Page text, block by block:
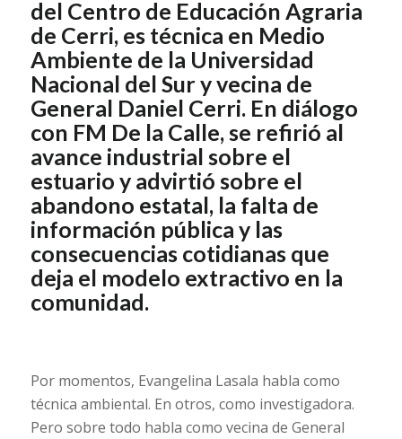
del Centro de Educación Agraria
de Cerri, es técnica en Medio
Ambiente de la Universidad
Nacional del Sur y vecina de
General Daniel Cerri. En diálogo
con FM De la Calle, se refirió al
avance industrial sobre el
estuario y advirtió sobre el
abandono estatal, la falta de
información pública y las
consecuencias cotidianas que
deja el modelo extractivo en la
comunidad.
Por momentos, Evangelina Lasala habla como
técnica ambiental. En otros, como investigadora.
Pero sobre todo habla como vecina de General